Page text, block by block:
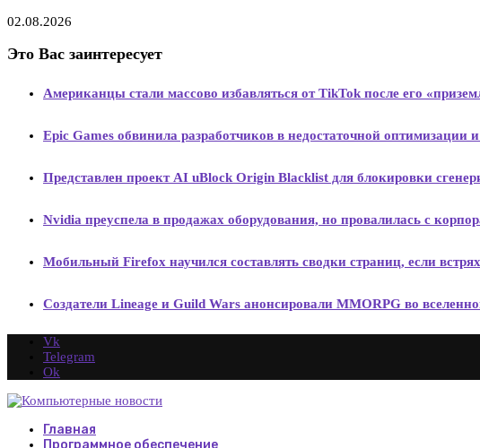
02.08.2026
Это Вас заинтересует
Американцы стали массово избавляться от TikTok после его
Epic Games обвинила разработчиков в недостаточной оптимизации
Представлен проект AI uBlock Origin Blacklist для блокировки
Nvidia преуспела в продажах оборудования, но провалилась с
Мобильный Firefox научился составлять сводки страниц, если
Создатели Lineage и Guild Wars анонсировали MMORPG во
Vk
Telegram
Ok
Главная
Программное обеспечение